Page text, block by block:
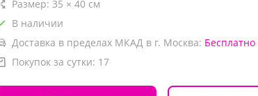
Размер: 35 × 40 см
В наличии
Доставка в пределах МКАД в г. Москва: Бесплатно
Покупок за сутки: 17